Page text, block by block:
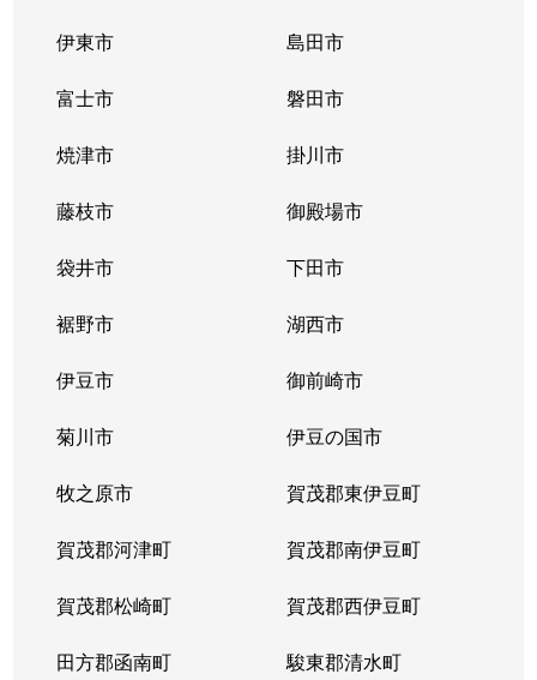
伊東市 島田市
富士市 磐田市
焼津市 掛川市
藤枝市 御殿場市
袋井市 下田市
裾野市 湖西市
伊豆市 御前崎市
菊川市 伊豆の国市
牧之原市 賀茂郡東伊豆町
賀茂郡河津町 賀茂郡南伊豆町
賀茂郡松崎町 賀茂郡西伊豆町
田方郡函南町 駿東郡清水町